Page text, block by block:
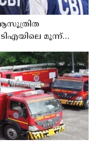
ആസൂത്രിത
മൂന്ന്